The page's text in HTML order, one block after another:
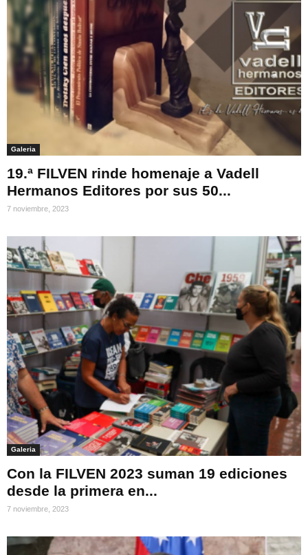
Galeria
19.ª FILVEN rinde homenaje a Vadell
Hermanos Editores por sus 50...
7 noviembre, 2023
Galeria
Con la FILVEN 2023 suman 19 ediciones
desde la primera en...
7 noviembre, 2023